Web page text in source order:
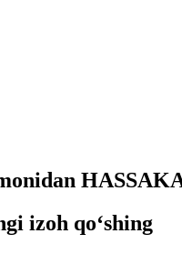
izoh qo‘shing